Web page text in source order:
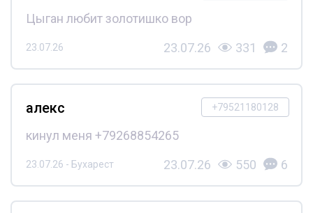
Цыган любит золотишко вор
23.07.26 23.07.26 331 2
+79521180128
алекс
кинул меня +79268854265
23.07.26 - Бухарест 23.07.26 550 6